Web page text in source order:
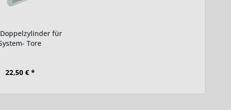
für
Tore
22,50 € *